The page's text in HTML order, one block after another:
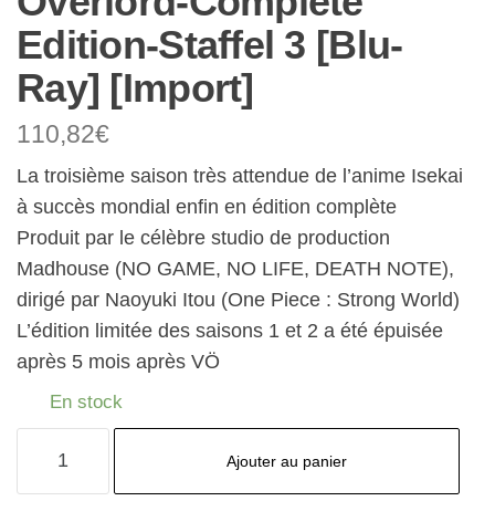
Edition-Staffel 3 [Blu-
Ray] [Import]
110,82€
La troisième saison très attendue de l’anime Isekai
à succès mondial enfin en édition complète
Produit par le célèbre studio de production
Madhouse (NO GAME, NO LIFE, DEATH NOTE),
dirigé par Naoyuki Itou (One Piece : Strong World)
L’édition limitée des saisons 1 et 2 a été épuisée
après 5 mois après VÖ
En stock
Ajouter au panier